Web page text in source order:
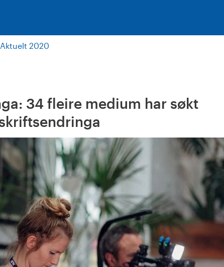
Aktuelt 2020
34 fleire medium har søkt